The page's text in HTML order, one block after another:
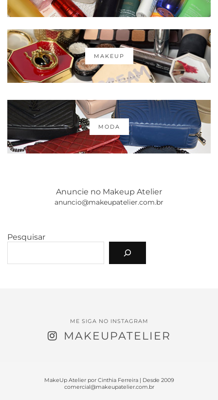
MAKEUP
MODA
Anuncie no Makeup Atelier
anuncio@makeupatelier.com.br
Pesquisar
ME SIGA NO INSTAGRAM
MAKEUPATELIER
MakeUp Atelier por Cinthia Ferreira | Desde 2009
comercial@makeupatelier.com.br